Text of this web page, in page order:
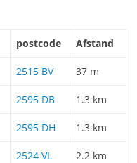
postcode Afstand
2515 BV 37 m
2595 DB 1.3 km
2595 DH 1.3 km
2524 VL 2.2 km